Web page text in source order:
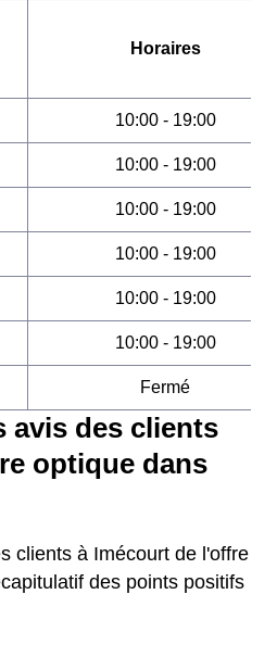
Horaires
10:00 - 19:00
10:00 - 19:00
10:00 - 19:00
10:00 - 19:00
10:00 - 19:00
10:00 - 19:00
Fermé
avis des clients
optique dans
clients à Imécourt de l'offre
des points positifs